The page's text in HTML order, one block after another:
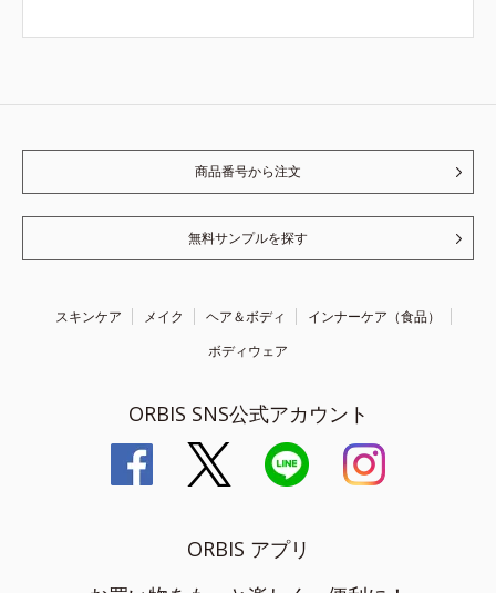
商品番号から注文
無料サンプルを探す
スキンケア メイク ヘア＆ボディ
インナーケア（食品）
ボディウェア
ORBIS SNS公式アカウント
ORBIS アプリ